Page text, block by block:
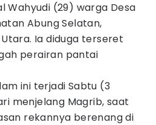
Wahyudi (29) warga Desa
Abung Selatan,
Ia diduga terseret
perairan pantai
ini terjadi Sabtu (3
menjelang Magrib, saat
rekannya berenang di